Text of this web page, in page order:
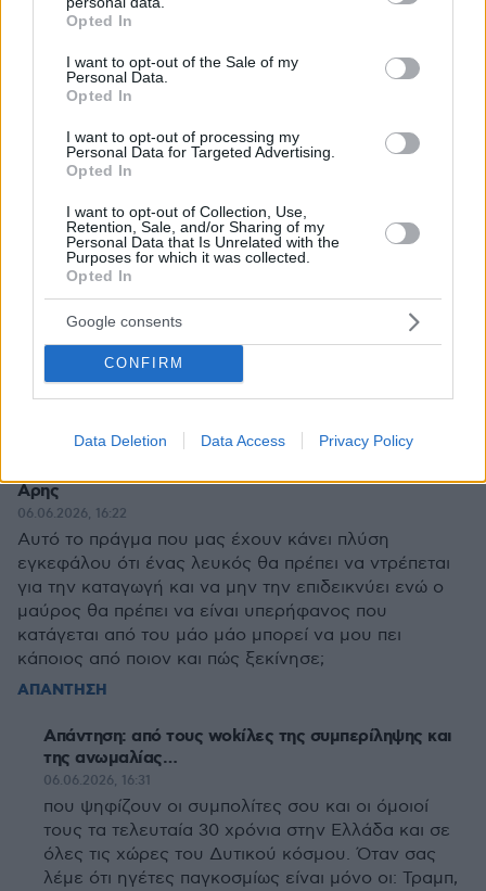
grant or deny consent to Google and its third-party tags to
use your data for below specified purposes in below Google
consent section.
Opted In
I want to opt-out of the Sale of my
Personal Data.
Opted In
I want to opt-out of processing my
Personal Data for Targeted Advertising.
Opted In
I want to opt-out of Collection, Use,
Retention, Sale, and/or Sharing of my
Personal Data that Is Unrelated with the
Purposes for which it was collected.
Opted In
Google consents
CONFIRM
Data Deletion Data Access Privacy Policy
ιδανικών που εξυπηρετούν ο Ιουδαϊσμός και ο
ΑΠΑΝΤΗΣΗ
Κώστας
06.06.2026, 16:30
Μόνο τους Ευρωπαίους άνδρες θέλουν ευνούχους
οι καθηγήτριες, περίεργα πράγματα...
ΑΠΑΝΤΗΣΗ
Εντάξει ρε έλεος
06.06.2026, 16:30
Είπαμε, σιχαινόμαστε κάθε τι φασιστοναζιστικό αλλά
όχι και να κράζουμε τις παραδοσιακές ενδυμασίες.
Να βάλουμε κάπου φρένο στον παραλογισμό...
Αρης
06.06.2026, 16:22
Αυτό το πράγμα που μας έχουν κάνει πλύση
εγκεφάλου ότι ένας λευκός θα πρέπει να ντρέπεται
για την καταγωγή και να μην την επιδεικνύει ενώ ο
μαύρος θα πρέπει να είναι υπερήφανος που
κατάγεται από του μάο μάο μπορεί να μου πει
κάποιος από ποιον και πώς ξεκίνησε;
ΑΠΑΝΤΗΣΗ
Απάντηση: από τους wokίλες της συμπερίληψης και
της ανωμαλίας…
06.06.2026, 16:31
που ψηφίζουν οι συμπολίτες σου και οι όμοιοί
τους τα τελευταία 30 χρόνια στην Ελλάδα και σε
όλες τις χώρες του Δυτικού κόσμου. Όταν σας
λέμε ότι ηγέτες παγκοσμίως είναι μόνο οι: Τραμπ,